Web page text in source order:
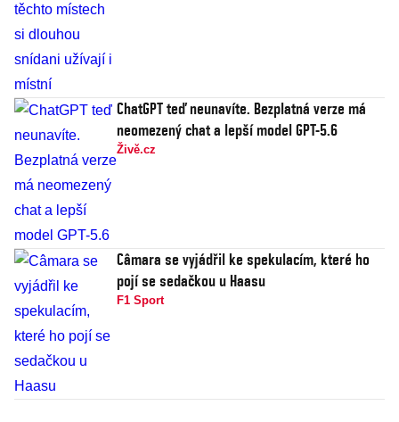
ChatGPT teď neunavíte. Bezplatná verze má
neomezený chat a lepší model GPT-5.6
Živě.cz
Câmara se vyjádřil ke spekulacím, které ho
pojí se sedačkou u Haasu
F1 Sport